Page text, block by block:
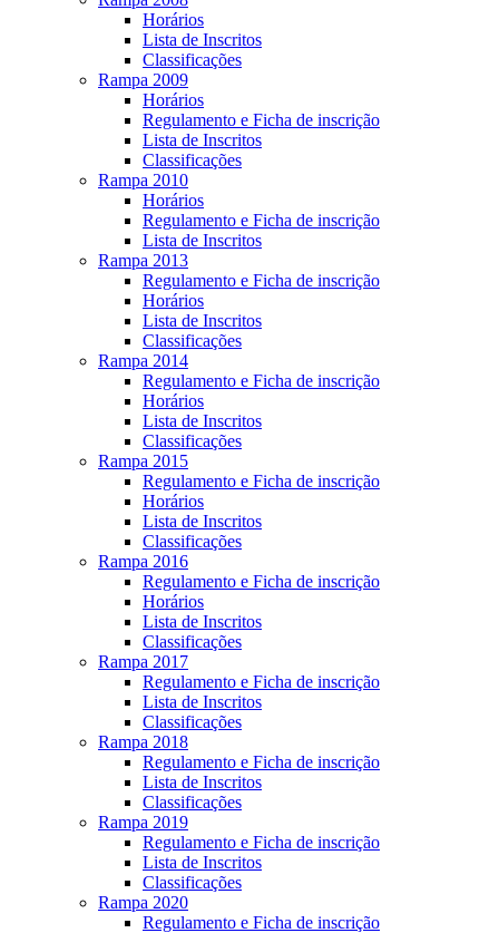
Horários
Lista de Inscritos
Classificações
Rampa 2009
Horários
Regulamento e Ficha de inscrição
Lista de Inscritos
Classificações
Rampa 2010
Horários
Regulamento e Ficha de inscrição
Lista de Inscritos
Rampa 2013
Regulamento e Ficha de inscrição
Horários
Lista de Inscritos
Classificações
Rampa 2014
Regulamento e Ficha de inscrição
Horários
Lista de Inscritos
Classificações
Rampa 2015
Regulamento e Ficha de inscrição
Horários
Lista de Inscritos
Classificações
Rampa 2016
Regulamento e Ficha de inscrição
Horários
Lista de Inscritos
Classificações
Rampa 2017
Regulamento e Ficha de inscrição
Lista de Inscritos
Classificações
Rampa 2018
Regulamento e Ficha de inscrição
Lista de Inscritos
Classificações
Rampa 2019
Regulamento e Ficha de inscrição
Lista de Inscritos
Classificações
Rampa 2020
Regulamento e Ficha de inscrição